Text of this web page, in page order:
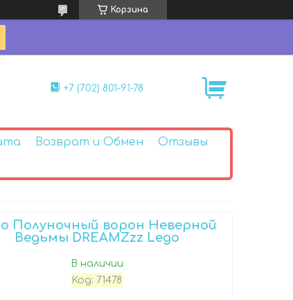
Корзина
+7 (702) 801-91-78
Возврат и Обмен
Отзывы
Полуночный ворон Неверной
Ведьмы DREAMZzz Lego
В наличии
Код: 71478